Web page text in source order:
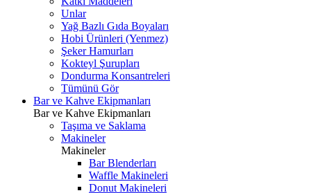
Unlar
Yağ Bazlı Gıda Boyaları
Hobi Ürünleri (Yenmez)
Şeker Hamurları
Kokteyl Şurupları
Dondurma Konsantreleri
Tümünü Gör
Bar ve Kahve Ekipmanları
Bar ve Kahve Ekipmanları
Taşıma ve Saklama
Makineler
Makineler
Bar Blenderları
Waffle Makineleri
Donut Makineleri